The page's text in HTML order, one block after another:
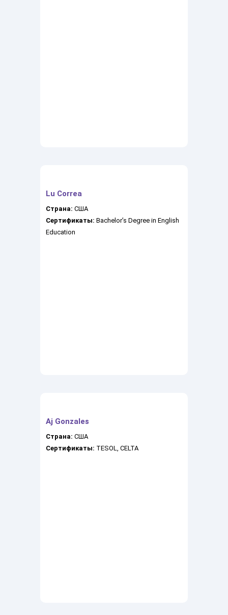
Lu Correa
Страна: США
Сертификаты: Bachelor’s Degree in English
Education
Aj Gonzales
Страна: США
Сертификаты: TESOL, CELTA